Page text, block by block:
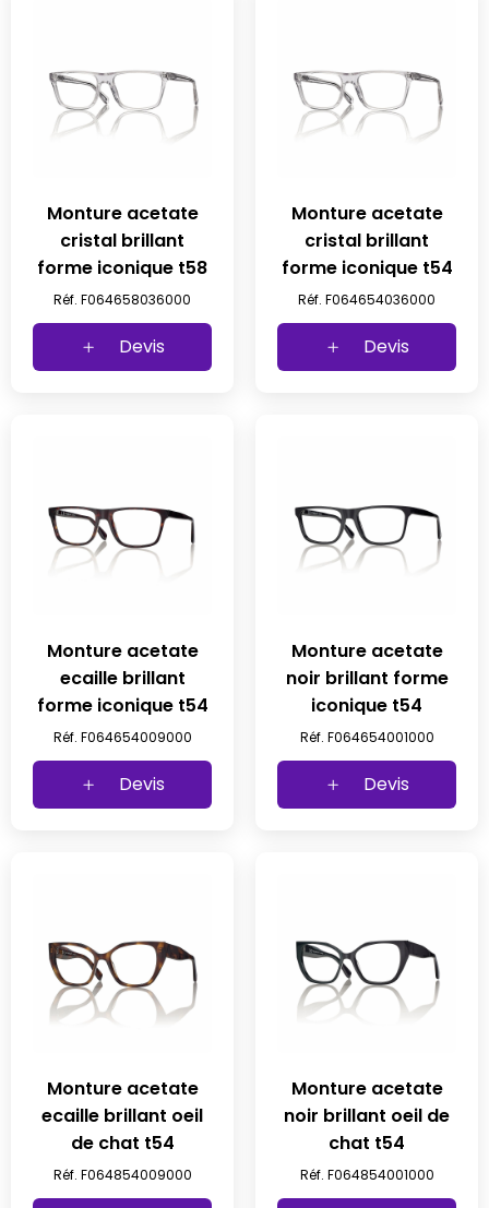
Monture acetate
cristal brillant
forme iconique t58
Réf. F064658036000
Devis
Monture acetate
cristal brillant
forme iconique t54
Réf. F064654036000
Devis
Monture acetate
ecaille brillant
forme iconique t54
Réf. F064654009000
Devis
Monture acetate
noir brillant forme
iconique t54
Réf. F064654001000
Devis
Monture acetate
ecaille brillant oeil
de chat t54
Réf. F064854009000
Monture acetate
noir brillant oeil de
chat t54
Réf. F064854001000